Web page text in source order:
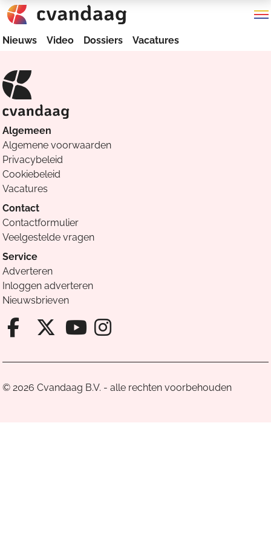
Nieuws Video Dossiers Vacatures
Algemeen
Algemene voorwaarden
Privacybeleid
Cookiebeleid
Vacatures
Contact
Contactformulier
Veelgestelde vragen
Service
Adverteren
Inloggen adverteren
Nieuwsbrieven
Facebook van Cvandaag
X van Cvandaag
Instagram van
© 2026 Cvandaag B.V. - alle rechten voorbehouden